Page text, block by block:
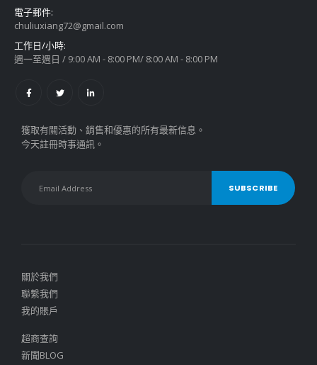
電子郵件:
chuliuxiang72@gmail.com
工作日/小時:
週一至週日 / 9:00 AM - 8:00 PM/ 8:00 AM - 8:00 PM
獲取有關活動、銷售和優惠的所有最新信息。
今天註冊時事通訊。
關於我們
聯繫我們
我的賬戶
超商查詢
新聞BLOG